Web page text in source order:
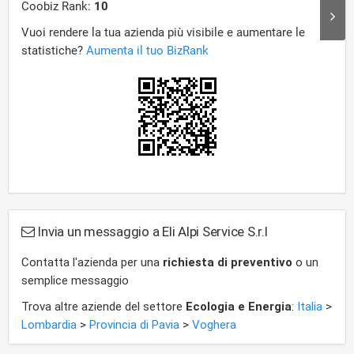
Invia un messaggio a Eli Alpi Service S.r.l
Contatta l'azienda per una richiesta di preventivo o un
semplice messaggio
Trova altre aziende del settore Ecologia e Energia: Italia >
Lombardia > Provincia di Pavia > Voghera